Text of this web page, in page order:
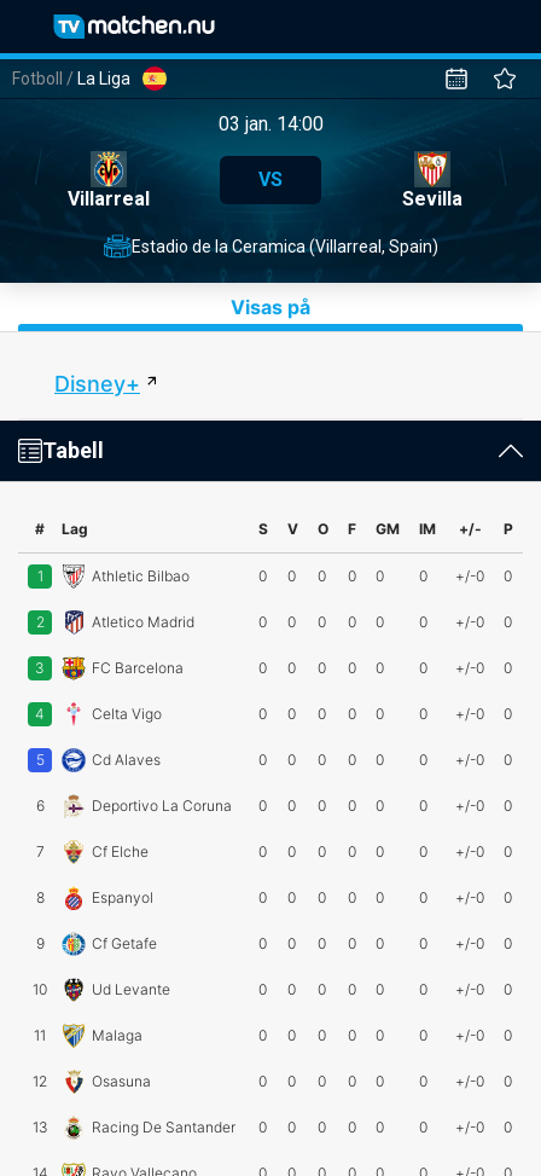
Fotboll / La Liga
03 jan. 14:00
Villarreal
VS
Sevilla
Estadio de la Ceramica (Villarreal, Spain)
Visas på
Disney+
Tabell
# Lag S V O F GM IM +/- P
1 Athletic Bilbao 0 0 0 0 0 0 +/-0 0
2 Atletico Madrid 0 0 0 0 0 0 +/-0 0
3 FC Barcelona 0 0 0 0 0 0 +/-0 0
4 Celta Vigo 0 0 0 0 0 0 +/-0 0
5 Cd Alaves 0 0 0 0 0 0 +/-0 0
6 Deportivo La Coruna 0 0 0 0 0 0 +/-0 0
7 Cf Elche 0 0 0 0 0 0 +/-0 0
8 Espanyol 0 0 0 0 0 0 +/-0 0
9 Cf Getafe 0 0 0 0 0 0 +/-0 0
10 Ud Levante 0 0 0 0 0 0 +/-0 0
11 Malaga 0 0 0 0 0 0 +/-0 0
12 Osasuna 0 0 0 0 0 0 +/-0 0
13 Racing De Santander 0 0 0 0 0 0 +/-0 0